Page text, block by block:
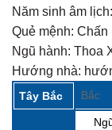
Năm sinh âm lịch:
Quẻ mệnh: Chấn
Ngũ hành: Thoa
Hướng nhà:
Tây Bắc Bắc